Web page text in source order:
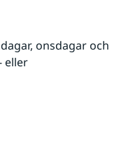
onsdagar och
eller